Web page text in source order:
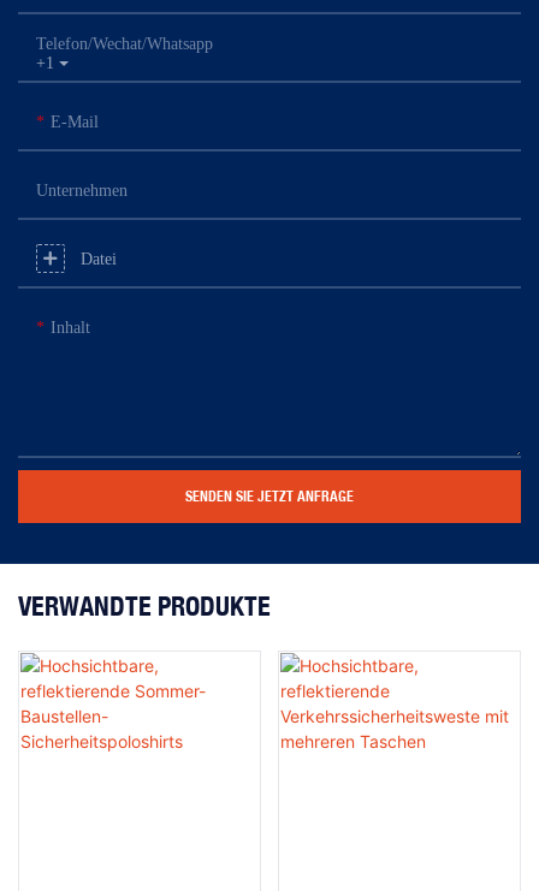
+1
Telefon/Wechat/Whatsapp
E-Mail
Unternehmen
Datei
Inhalt
SENDEN SIE JETZT ANFRAGE
VERWANDTE PRODUKTE